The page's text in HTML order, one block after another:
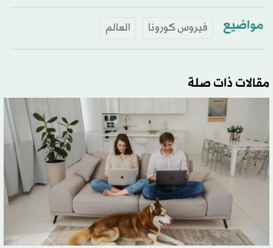
مواضيع فيروس كورونا العالم
مقالات ذات صلة